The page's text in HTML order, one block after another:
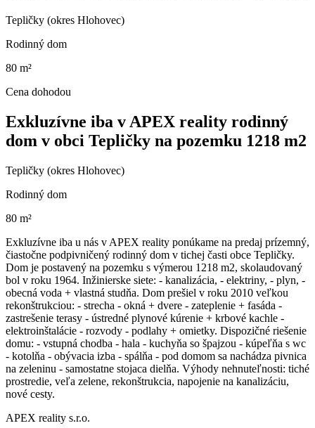
Tepličky (okres Hlohovec)
Rodinný dom
80 m²
Cena dohodou
Exkluzívne iba v APEX reality rodinný
dom v obci Tepličky na pozemku 1218 m2
Tepličky (okres Hlohovec)
Rodinný dom
80 m²
Exkluzívne iba u nás v APEX reality ponúkame na predaj prízemný,
čiastočne podpivničený rodinný dom v tichej časti obce Tepličky.
Dom je postavený na pozemku s výmerou 1218 m2, skolaudovaný
bol v roku 1964. Inžinierske siete: - kanalizácia, - elektriny, - plyn, -
obecná voda + vlastná studňa. Dom prešiel v roku 2010 veľkou
rekonštrukciou: - strecha - okná + dvere - zateplenie + fasáda -
zastrešenie terasy - ústredné plynové kúrenie + krbové kachle -
elektroinštalácie - rozvody - podlahy + omietky. Dispozičné riešenie
domu: - vstupná chodba - hala - kuchyňa so špajzou - kúpeľňa s wc
- kotolňa - obývacia izba - spálňa - pod domom sa nachádza pivnica
na zeleninu - samostatne stojaca dielňa. Výhody nehnuteľnosti: tiché
prostredie, veľa zelene, rekonštrukcia, napojenie na kanalizáciu,
nové cesty.
APEX reality s.r.o.